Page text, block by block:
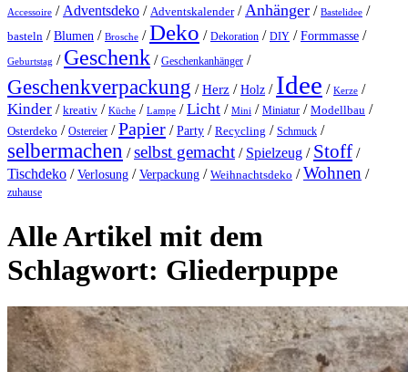
Accessoire / Adventsdeko / Adventskalender/Anhänger / Bastelidee /
basteln /Blumen / Brosche /Deko / Dekoration / DIY /Formmasse /
Geburtstag / Geschenk / Geschenkanhänger /
Geschenkverpackung /Herz /Holz / Idee / Kerze /
Kinder / kreativ / Küche / Lampe /Licht / Mini / Miniatur / Modellbau /
Osterdeko / Ostereier /Papier /Party / Recycling / Schmuck /
selbermachen /selbst gemacht / Spielzeug / Stoff /
Tischdeko /Verlosung /Verpackung / Weihnachtsdeko /Wohnen /
zuhause
Alle Artikel mit dem
Schlagwort: Gliederpuppe